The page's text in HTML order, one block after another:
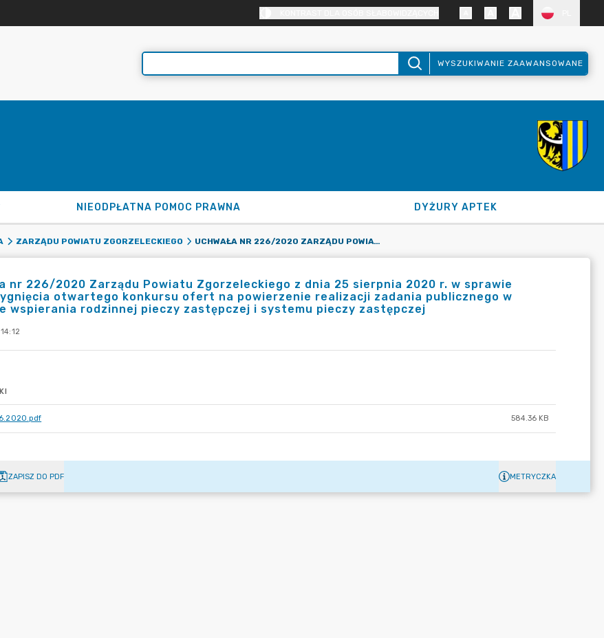
WYSZUKIWANIE ZAAWANSOWANE
NIEODPŁATNA POMOC PRAWNA DYŻURY APTEK
ZARZĄDU POWIATU ZGORZELECKIEGO UCHWAŁA NR 226/2020 ZARZĄDU POWIATU ZGORZELECKIEGO Z DNIA 25 SIERPNIA 2020 R. W SPRAWIE ROZSTRZYGNIĘCIA OTWARTEGO KONKURSU OFERT NA POWIERZENIE REALIZACJI ZADANIA PUBLICZNEGO W ZAKRESIE WSPIERANIA RODZINNEJ PIECZY ZASTĘPCZEJ I SYSTEMU PIECZY ZASTĘPCZEJ
nr 226/2020 Zarządu Powiatu Zgorzeleckiego z dnia 25 sierpnia 2020 r. w sprawie
otwartego konkursu ofert na powierzenie realizacji zadania publicznego w
wspierania rodzinnej pieczy zastępczej i systemu pieczy zastępczej
584.36 KB
ZAPISZ DO PDF METRYCZKA